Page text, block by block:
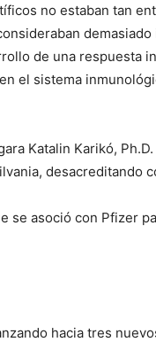
no estaban tan
de una respuesta
el sistema
Katalin Karikó,
desacreditando
se asoció con Pfizer
hacia tres